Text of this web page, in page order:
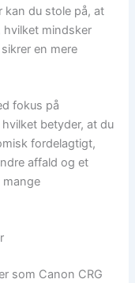
kan du stole på, at
hvilket mindsker
en mere
fokus på
betyder, at du
fordelagtigt,
affald og et
mange
som Canon CRG